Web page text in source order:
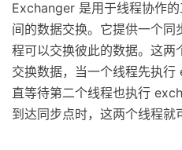
Exchanger 是用于线程协作
间的数据交换。它提供一个
程可以交换彼此的数据。这
交换数据，当一个线程先执
直等待第二个线程也执行
到达同步点时，这两个线程就